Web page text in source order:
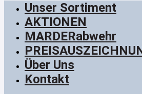
Unser Sortiment
AKTIONEN
MARDERabwehr
Über Uns
Kontakt